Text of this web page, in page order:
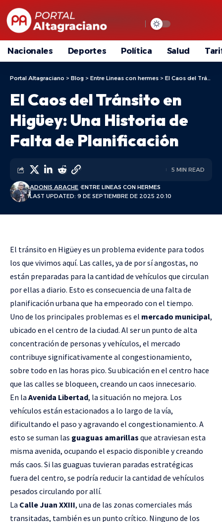
Nacionales Deportes Política Salud
Portal Altagraciano > Blog > Entre Lineas con hermes > El Caos del Tránsito en Higüey: Una Historia de Falta de Planificación
El Caos del Tránsito en
Higüey: Una Historia de
Falta de Planificación
LAST UPDATED: 9 DE SEPTIEMBRE DE 2025 20:10
ADONIS ARACHE ENTRE LINEAS CON HERMES
5 MIN READ
El tránsito en Higüey es un problema evidente para todos
los que vivimos aquí. Las calles, ya de por sí angostas, no
están preparadas para la cantidad de vehículos que circulan
por ellas a diario. Esto es consecuencia de una falta de
planificación urbana que ha empeorado con el tiempo.
Uno de los principales problemas es el mercado municipal,
ubicado en el centro de la ciudad. Al ser un punto de alta
concentración de personas y vehículos, el mercado
contribuye significativamente al congestionamiento,
sobre todo en las horas pico. Su ubicación en el centro hace
que las calles se bloqueen, creando un caos innecesario.
En la Avenida Libertad, la situación no mejora. Los
vehículos están estacionados a lo largo de la vía,
dificultando el paso y agravando el congestionamiento. A
esto se suman las guaguas amarillas que atraviesan esta
misma avenida, ocupando el espacio disponible y creando
más caos. Si las guaguas tuvieran paradas estratégicas
fuera del centro, se podría reducir la cantidad de vehículos
pesados circulando por allí.
La Calle Juan XXIII, una de las zonas comerciales más
transitadas, también es un punto crítico. Ninguno de los